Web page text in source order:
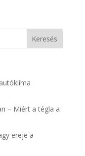
– Miért a tégla a
ereje a